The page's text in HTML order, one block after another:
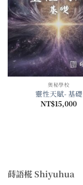
奧秘學校
靈性天賦- 基礎
NT$15,000
蒔語椛 Shiyuhua